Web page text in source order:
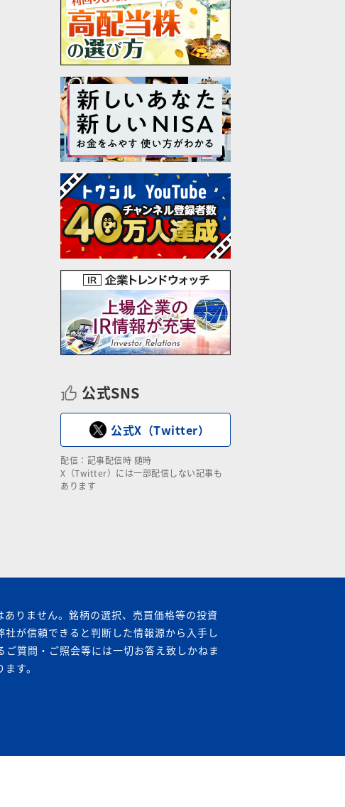
公式SNS
公式X（Twitter）
配信：記事配信時 随時
X（Twitter）には一部配信しない記事も
あります
りません。銘柄の選択、売買価格等の投資
が信頼できると判断した情報源から入手し
質問・ご照会等には一切お答え致しかねま
す。